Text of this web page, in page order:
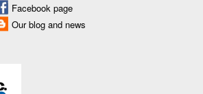
Facebook page
Our blog and news